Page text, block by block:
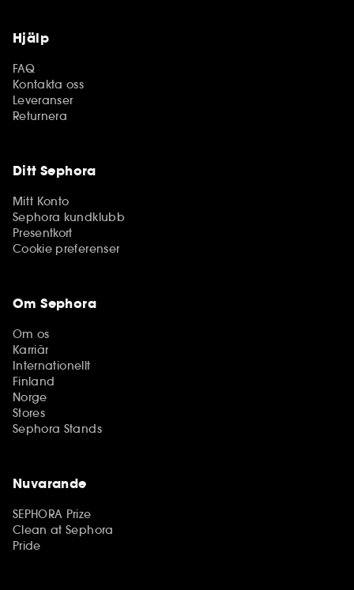
Hjälp
FAQ
Kontakta oss
Leveranser
Returnera
Ditt Sephora
Mitt Konto
Sephora kundklubb
Presentkort
Cookie preferenser
Om Sephora
Om os
Karriär
Internationellt
Finland
Norge
Stores
Sephora Stands
Nuvarande
SEPHORA Prize
Clean at Sephora
Pride